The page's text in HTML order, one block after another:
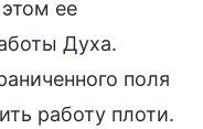
ее
Духа.
поля
работу плоти.